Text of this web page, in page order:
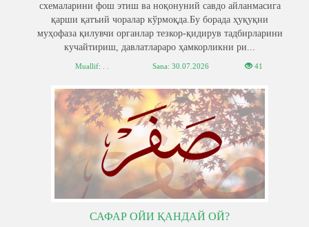
схемаларини фош этиш ва ноқонуний савдо айланмасига
қарши қатъий чоралар кўрмоқда.Бу борада ҳуқуқни
муҳофаза қилувчи органлар тезкор-қидирув тадбирларини
кучайтириш, давлатлараро ҳамкорликни ри...
Muallif: . . Sana: 30.07.2026 41
САФАР ОЙИ ҚАНДАЙ ОЙ?